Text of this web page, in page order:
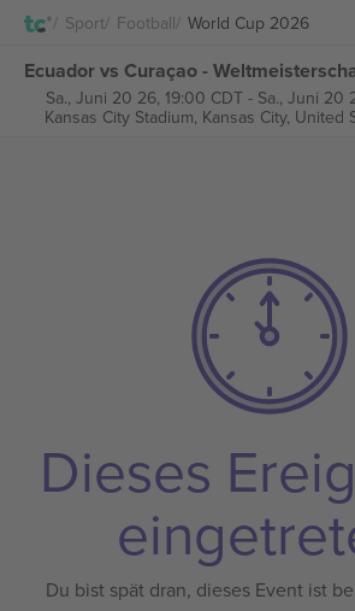
Sport Football World Cup 2026
Sa., Juni 20 26, 19:00 CDT- Sa., Juni 20
Kansas City Stadium, Kansas City, United
Dieses
Du bist spät dran, dieses Event ist